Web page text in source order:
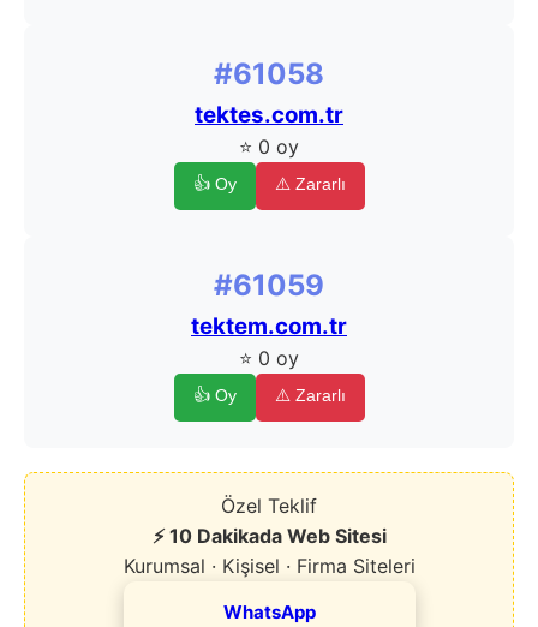
#61058
tektes.com.tr
⭐ 0 oy
👍 Oy ⚠️ Zararlı
#61059
tektem.com.tr
⭐ 0 oy
👍 Oy ⚠️ Zararlı
Özel Teklif
⚡ 10 Dakikada Web Sitesi
Kurumsal · Kişisel · Firma Siteleri
WhatsApp